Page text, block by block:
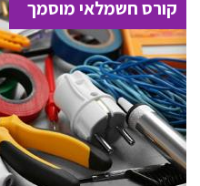
קורס חשמלאי מוסמך